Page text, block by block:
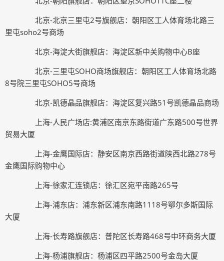
北京-北京三里屯2号旗舰店：朝阳区工人体育场北路三
里屯soho2号商场
北京-海淀大街旗舰店：海淀区新中关购物中心B座
北京-三里屯SOHO商场旗舰店：朝阳区工人体育场北路
8号院三里屯SOHO5号商场
北京-凯德晶品旗舰店：海淀区复兴路51号凯德晶品商场
上海-人民广场店:黄浦区南京东路街道广东路500号世界
贸易大厦
上海-金鹰国际店：静安区南京西路街道陕西北路278号
金鹰国际购物中心
上海-徐家汇连锁店：徐汇区宛平南路265号
上海-浦东店：浦东新区浦东南路1118号鄂尔多斯国际
大厦
上海-长寿路旗舰店：普陀区长寿路468号中环商务大厦
上海-杨浦旗舰店：杨浦区四平路2500号金岛大厦